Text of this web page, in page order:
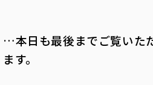
…本日も最後までご覧いた
ます。